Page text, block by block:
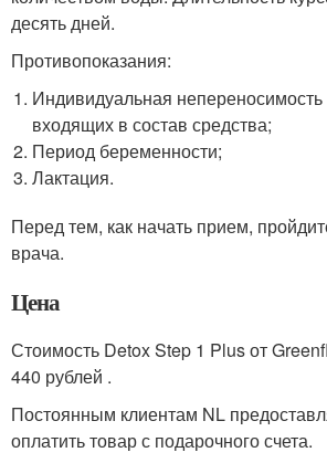
десять дней.
Противопоказания:
Индивидуальная
входящих в состав средства;
Период беременности;
Лактация.
Перед тем, как начать прием,
врача.
Цена
Стоимость Detox Step 1 Plus от
440 рублей .
Постоянным клиентам NL
оплатить товар с подарочного счета.